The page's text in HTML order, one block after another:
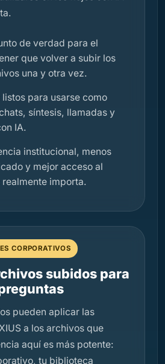
de verdad para el
que volver a subir los
una y otra vez.
listos para usarse como
síntesis, llamadas y
IA.
institucional, menos
y mejor acceso al
importa.
CORPORATIVOS
subidos para
pueden aplicar las
a los archivos que
aquí es más potente:
tu biblioteca